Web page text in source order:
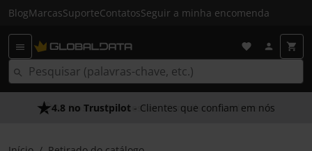
BlogMarcasSuporteContatosSeguir a minha encomenda
4.8 no Trustpilot - Clientes que confiam em nós